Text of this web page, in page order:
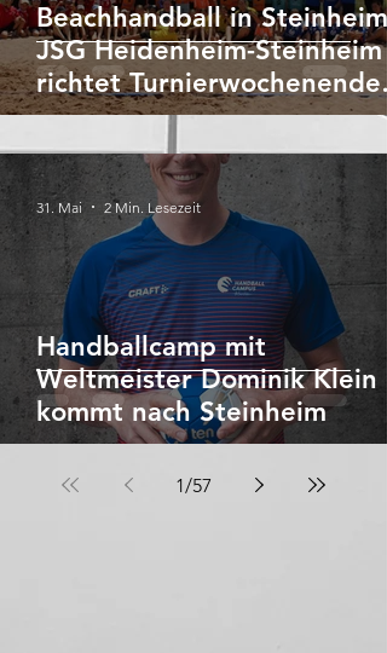
Beachhandball in Steinheim:
JSG Heidenheim-Steinheim
richtet Turnierwochenende
aus
Handballcamp mit
Weltmeister Dominik Klein
kommt nach Steinheim
31. Mai 2 Min. Lesezeit
1/57